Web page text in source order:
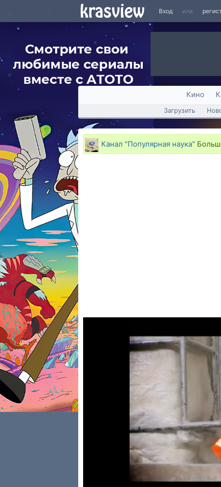
Вход или
Кино
Загрузить
Канал "Популярная наука"